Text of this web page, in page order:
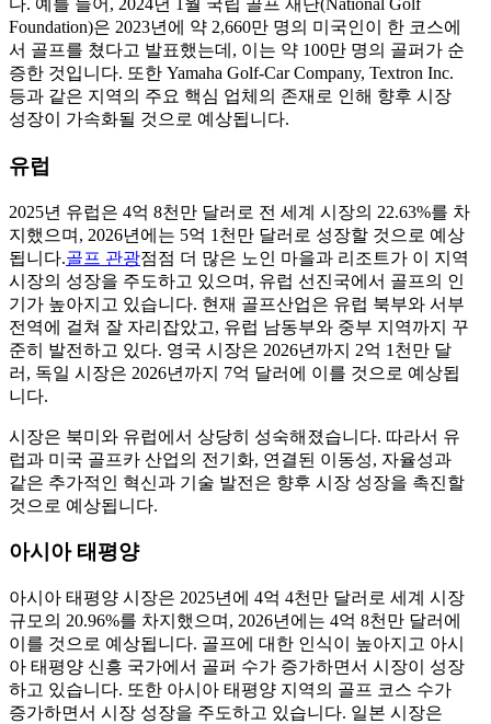
다. 예를 들어, 2024년 1월 국립 골프 재단(National Golf
Foundation)은 2023년에 약 2,660만 명의 미국인이 한 코스에
서 골프를 쳤다고 발표했는데, 이는 약 100만 명의 골퍼가 순
증한 것입니다. 또한 Yamaha Golf-Car Company, Textron Inc.
등과 같은 지역의 주요 핵심 업체의 존재로 인해 향후 시장
성장이 가속화될 것으로 예상됩니다.
유럽
2025년 유럽은 4억 8천만 달러로 전 세계 시장의 22.63%를 차
지했으며, 2026년에는 5억 1천만 달러로 성장할 것으로 예상
됩니다.골프 관광점점 더 많은 노인 마을과 리조트가 이 지역
시장의 성장을 주도하고 있으며, 유럽 선진국에서 골프의 인
기가 높아지고 있습니다. 현재 골프산업은 유럽 북부와 서부
전역에 걸쳐 잘 자리잡았고, 유럽 남동부와 중부 지역까지 꾸
준히 발전하고 있다. 영국 시장은 2026년까지 2억 1천만 달
러, 독일 시장은 2026년까지 7억 달러에 이를 것으로 예상됩
니다.
시장은 북미와 유럽에서 상당히 성숙해졌습니다. 따라서 유
럽과 미국 골프카 산업의 전기화, 연결된 이동성, 자율성과
같은 추가적인 혁신과 기술 발전은 향후 시장 성장을 촉진할
것으로 예상됩니다.
아시아 태평양
아시아 태평양 시장은 2025년에 4억 4천만 달러로 세계 시장
규모의 20.96%를 차지했으며, 2026년에는 4억 8천만 달러에
이를 것으로 예상됩니다. 골프에 대한 인식이 높아지고 아시
아 태평양 신흥 국가에서 골퍼 수가 증가하면서 시장이 성장
하고 있습니다. 또한 아시아 태평양 지역의 골프 코스 수가
증가하면서 시장 성장을 주도하고 있습니다. 일본 시장은